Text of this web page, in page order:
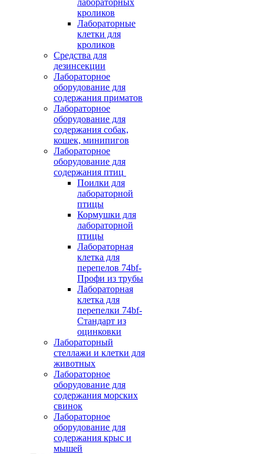
лабораторных
кроликов
Лабораторные
клетки для
кроликов
Средства для
дезинсекции
Лабораторное
оборудование для
содержания приматов
Лабораторное
оборудование для
содержания собак,
кошек, минипигов
Лабораторное
оборудование для
содержания птиц
Поилки для
лабораторной
птицы
Кормушки для
лабораторной
птицы
Лабораторная
клетка для
перепелов 74bf-
Профи из трубы
Лабораторная
клетка для
перепелки 74bf-
Стандарт из
оцинковки
Лабораторный
стеллажи и клетки для
животных
Лабораторное
оборудование для
содержания морских
свинок
Лабораторное
оборудование для
содержания крыс и
мышей